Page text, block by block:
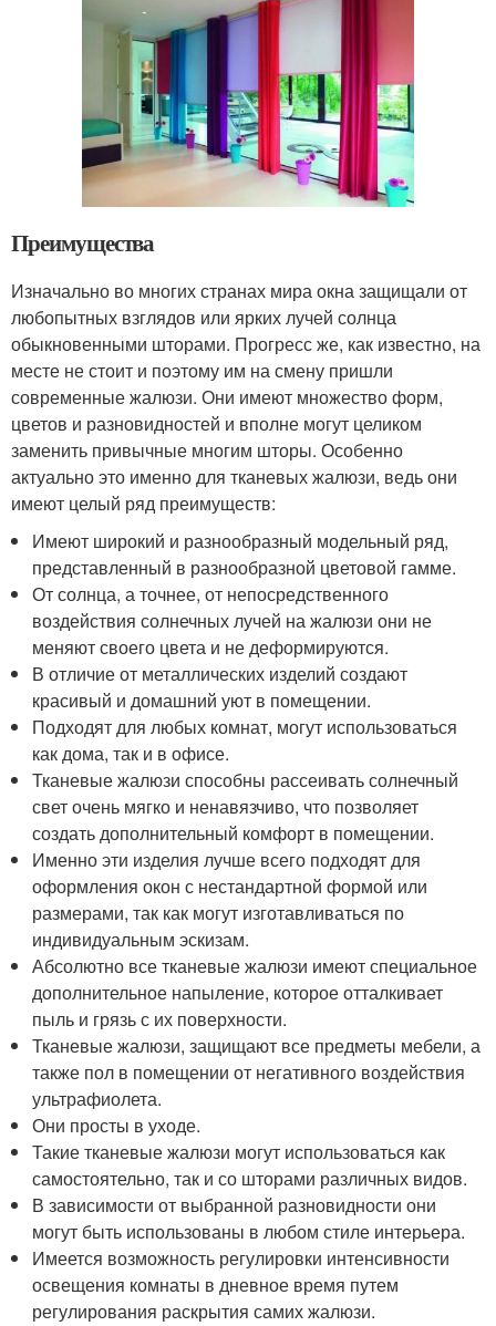
Преимущества
Изначально во многих странах мира окна защищали от
любопытных взглядов или ярких лучей солнца
обыкновенными шторами. Прогресс же, как известно, на
месте не стоит и поэтому им на смену пришли
современные жалюзи. Они имеют множество форм,
цветов и разновидностей и вполне могут целиком
заменить привычные многим шторы. Особенно
актуально это именно для тканевых жалюзи, ведь они
имеют целый ряд преимуществ:
Имеют широкий и разнообразный модельный ряд,
представленный в разнообразной цветовой гамме.
От солнца, а точнее, от непосредственного
воздействия солнечных лучей на жалюзи они не
меняют своего цвета и не деформируются.
В отличие от металлических изделий создают
красивый и домашний уют в помещении.
Подходят для любых комнат, могут использоваться
как дома, так и в офисе.
Тканевые жалюзи способны рассеивать солнечный
свет очень мягко и ненавязчиво, что позволяет
создать дополнительный комфорт в помещении.
Именно эти изделия лучше всего подходят для
оформления окон с нестандартной формой или
размерами, так как могут изготавливаться по
индивидуальным эскизам.
Абсолютно все тканевые жалюзи имеют специальное
дополнительное напыление, которое отталкивает
пыль и грязь с их поверхности.
Тканевые жалюзи, защищают все предметы мебели, а
также пол в помещении от негативного воздействия
ультрафиолета.
Они просты в уходе.
Такие тканевые жалюзи могут использоваться как
самостоятельно, так и со шторами различных видов.
В зависимости от выбранной разновидности они
могут быть использованы в любом стиле интерьера.
Имеется возможность регулировки интенсивности
освещения комнаты в дневное время путем
регулирования раскрытия самих жалюзи.